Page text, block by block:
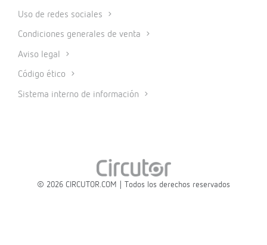
Uso de redes sociales
Condiciones generales de venta
Aviso legal
Código ético
Sistema interno de información
© 2026 CIRCUTOR.COM | Todos los derechos reservados